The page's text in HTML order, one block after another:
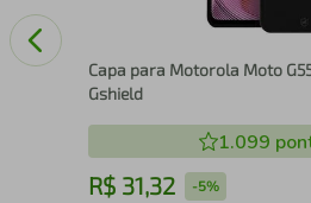
Capa para Motorola Moto
Gshield
1.099
R$ 31,32 -5%